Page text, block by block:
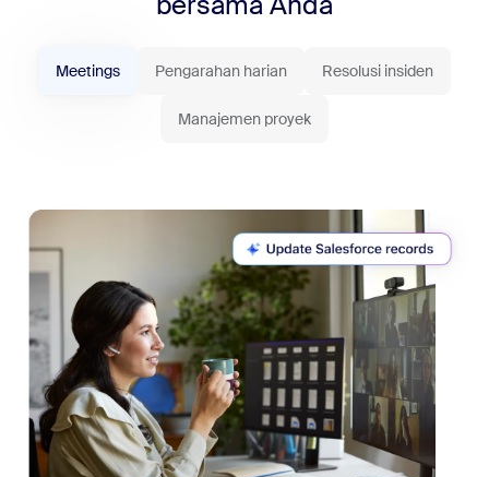
Meetings Pengarahan harian Resolusi insiden
Manajemen proyek